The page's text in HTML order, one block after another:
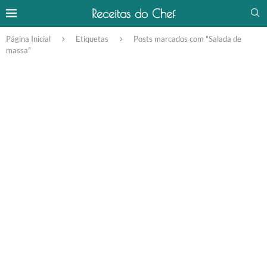
Receitas do Chef
Página Inicial Etiquetas
Posts marcados com "Salada de
massa"